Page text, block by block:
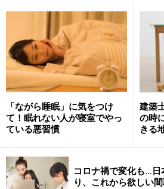
うというのも、聖獣の朱雀（すざ
で、「活発」を意味しています。
4聖獣とは東西南北の守り神で、良運
いる。
いつの時代にも通用する
の基本中の基本
「ながら睡眠」に気をつけ
て！眠れない人が寝室でやっ
ている悪習慣
建築
の時
きる
コロナ禍で変化も…日
り、これから欲しい間